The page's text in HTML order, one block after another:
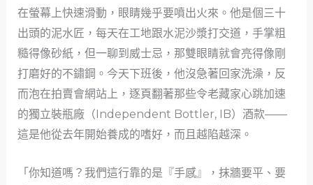
在螢幕上快速滑動，眼睛幾乎要噴出火來。他是個三十
出頭的泥水匠，每天在工地跟水泥沙漿打交道，手掌粗
糙得像砂紙，但一聊到威士忌，那雙眼睛就會亮得像剛
打磨好的不鏽鋼。今天下班後，他沒急著回家洗澡，反
而泡在拍賣會網站上，逐頁翻著那些令老藏家心跳加速
的獨立裝瓶廠（Independent Bottler, IB）酒款——
這是他從去年開始養成的嗜好，而且越陷越深。
「你知道嗎？我們這行靠的是『手感』，抹牆要平、要